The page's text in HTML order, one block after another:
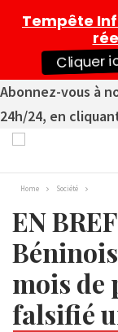
Abonnez-vous à
24h/24, en
Home Société
EN
mois de
falsifié
Tempête
Cliquer